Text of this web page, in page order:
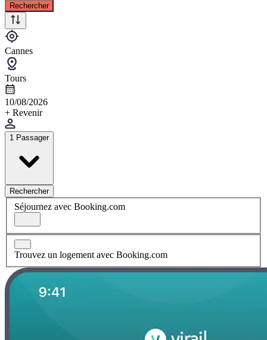
Rechercher
Cannes
Tours
10/08/2026
+ Revenir
1 Passager
Rechercher
Séjournez avec Booking.com
Trouvez un logement avec Booking.com